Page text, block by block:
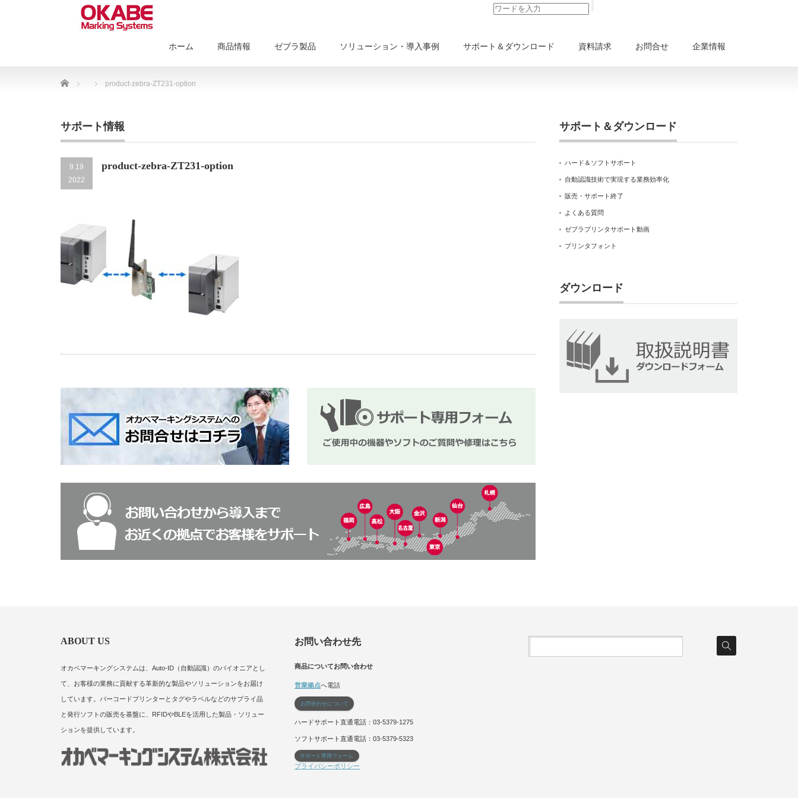
ホーム 商品情報 ゼブラ製品 ソリューション・導入事例 サポート＆ダウンロード 資料請求 お問合せ 企業情報
Home product-zebra-ZT231-option
サポート情報
9.19
2022
product-zebra-ZT231-option
サポート＆ダウンロード
ハード＆ソフトサポート
自動認識技術で実現する業務効率化
販売・サポート終了
よくある質問
ゼブラプリンタサポート動画
プリンタフォント
ダウンロード
ABOUT US
オカベマーキングシステムは、Auto-ID（自動認識）のパイオニアとし
て、お客様の業務に貢献する革新的な製品やソリューションをお届け
しています。バーコードプリンターとタグやラベルなどのサプライ品
と発行ソフトの販売を基盤に、RFIDやBLEを活用した製品・ソリュー
ションを提供しています。
お問い合わせ先
商品についてお問い合わせ
営業拠点へ電話
お問合わせについて
ハードサポート直通電話：03-5379-1275
ソフトサポート直通電話：03-5379-5323
サポート専用フォーム
プライバシーポリシー